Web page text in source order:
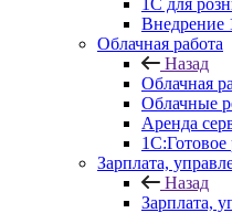
1С для
Облачная работа
Назад
Облачная
Облачные
Аренда
1C:Готовое
Зарплата,
Назад
Зарплата,